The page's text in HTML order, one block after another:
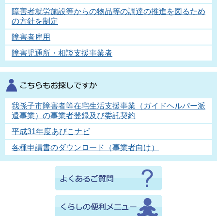
障害者就労施設等からの物品等の調達の推進を図るため
の方針を制定
障害者雇用
障害児通所・相談支援事業者
我孫子市障害者等在宅生活支援事業（ガイドヘルパー派
遣事業）の事業者登録及び委託契約
平成31年度あびこナビ
各種申請書のダウンロード（事業者向け）